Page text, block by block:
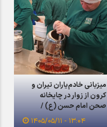
میزبانی خادم‌یاران تیران و
کرون از زوار در چایخانه
صحن امام حسن (ع) /
گزارش ویدئویی
۱۳:۰۴ - ۱۴۰۵/۰۵/۱۱